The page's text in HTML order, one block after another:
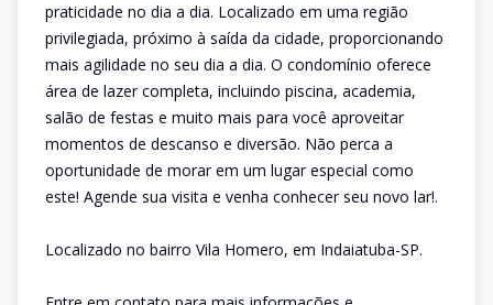
praticidade no dia a dia. Localizado em uma região
privilegiada, próximo à saída da cidade, proporcionando
mais agilidade no seu dia a dia. O condomínio oferece
área de lazer completa, incluindo piscina, academia,
salão de festas e muito mais para você aproveitar
momentos de descanso e diversão. Não perca a
oportunidade de morar em um lugar especial como
este! Agende sua visita e venha conhecer seu novo lar!.
Localizado no bairro Vila Homero, em Indaiatuba-SP.